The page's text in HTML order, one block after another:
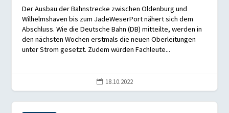
Der Ausbau der Bahnstrecke zwischen Oldenburg und
Wilhelmshaven bis zum JadeWeserPort nähert sich dem
Abschluss. Wie die Deutsche Bahn (DB) mitteilte, werden in
den nächsten Wochen erstmals die neuen Oberleitungen
unter Strom gesetzt. Zudem würden Fachleute...
 18.10.2022